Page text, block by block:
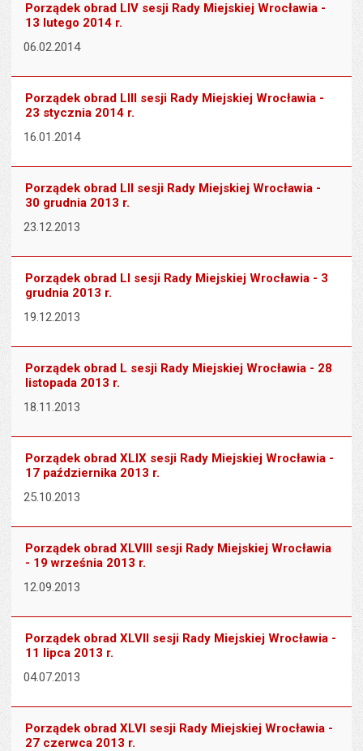
Porządek obrad LIV sesji Rady Miejskiej Wrocławia -
13 lutego 2014 r.
06.02.2014
Porządek obrad LIII sesji Rady Miejskiej Wrocławia -
23 stycznia 2014 r.
16.01.2014
Porządek obrad LII sesji Rady Miejskiej Wrocławia -
30 grudnia 2013 r.
23.12.2013
Porządek obrad LI sesji Rady Miejskiej Wrocławia - 3
grudnia 2013 r.
19.12.2013
Porządek obrad L sesji Rady Miejskiej Wrocławia - 28
listopada 2013 r.
18.11.2013
Porządek obrad XLIX sesji Rady Miejskiej Wrocławia -
17 października 2013 r.
25.10.2013
Porządek obrad XLVIII sesji Rady Miejskiej Wrocławia
- 19 września 2013 r.
12.09.2013
Porządek obrad XLVII sesji Rady Miejskiej Wrocławia -
11 lipca 2013 r.
04.07.2013
Porządek obrad XLVI sesji Rady Miejskiej Wrocławia -
27 czerwca 2013 r.